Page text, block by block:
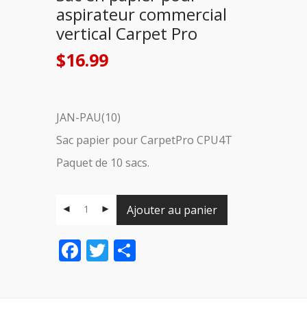
aspirateur commercial
vertical Carpet Pro
$16.99
JAN-PAU(10)
Sac papier pour CarpetPro CPU4T
Paquet de 10 sacs.
Ajouter au panier
Facebook
Twitter
Share